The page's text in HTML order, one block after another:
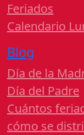
Feriados
Calendario
Blog
Día de la
Día del Padre
Cuántos
cómo se